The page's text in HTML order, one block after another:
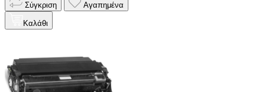
Σύγκριση Αγαπημένα
Καλάθι